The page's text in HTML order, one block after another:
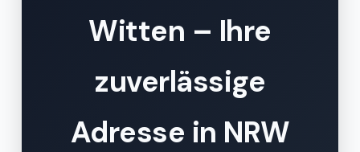
Witten – Ihre
zuverlässige
Adresse in NRW